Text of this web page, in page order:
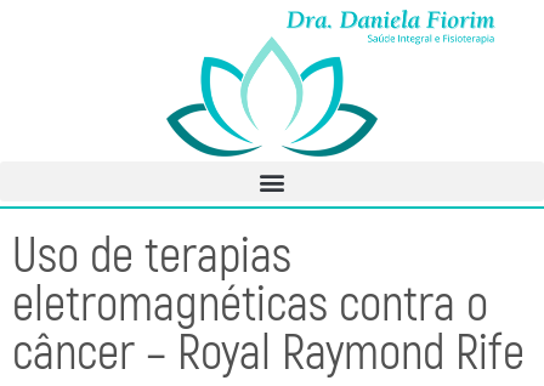
Uso de terapias
eletromagnéticas contra o
câncer – Royal Raymond Rife